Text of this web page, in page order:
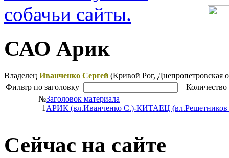
САО Арик
Владелец Иванченко Сергей (Кривой Рог, Днепропетровская
Фильтр по заголовку
№Заголовок материала
1 АРИК (вл.Иванченко С.)-КИТАЕЦ
Сейчас на сайте